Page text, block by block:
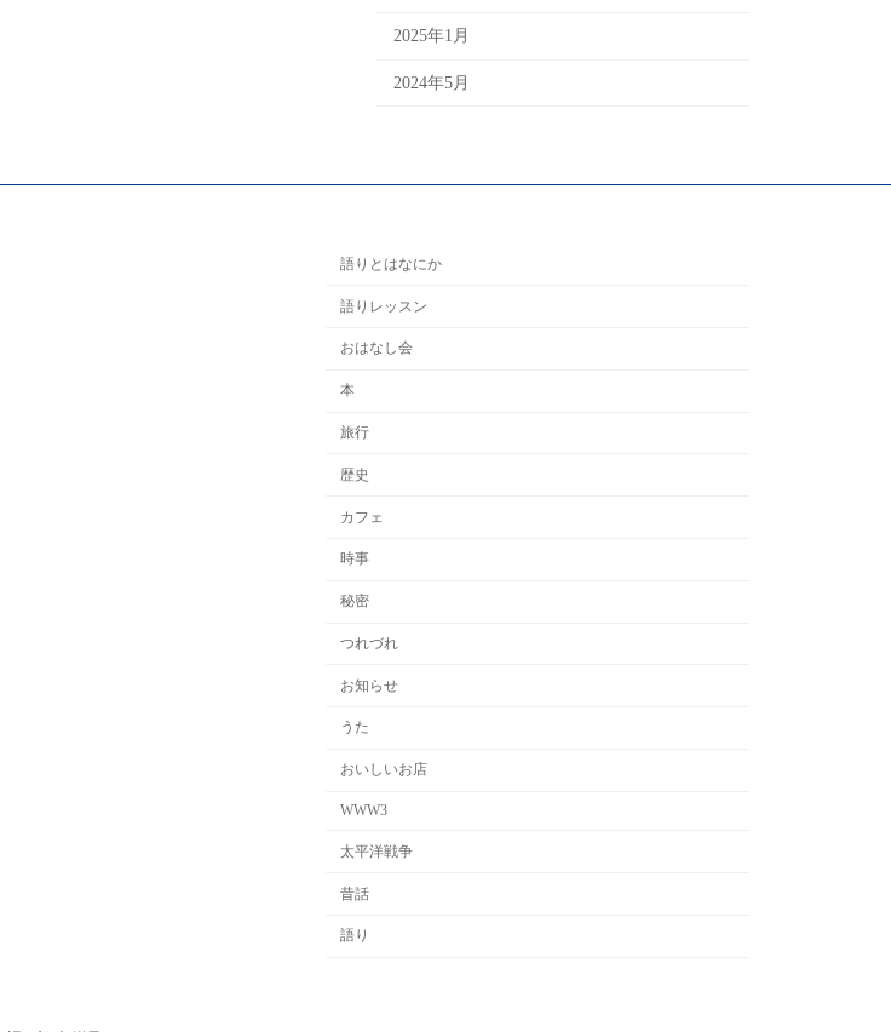
2025年1月
2024年5月
語りとはなにか
語りレッスン
おはなし会
本
旅行
歴史
カフェ
時事
秘密
つれづれ
お知らせ
うた
おいしいお店
WWW3
太平洋戦争
昔話
語り